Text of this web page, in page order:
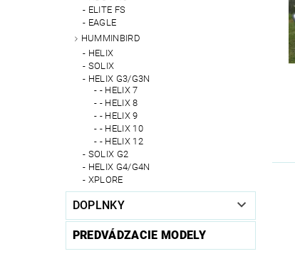
ELITE FS
EAGLE
HUMMINBIRD
HELIX
SOLIX
HELIX G3/G3N
- HELIX 7
- HELIX 8
- HELIX 9
- HELIX 10
- HELIX 12
SOLIX G2
HELIX G4/G4N
XPLORE
DOPLNKY
PREDVÁDZACIE MODELY